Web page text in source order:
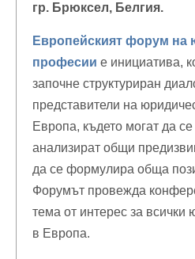
гр. Брюксел, Белгия.
Европейският форум на
професии е инициатива,
започне структуриран
представители на
Европа, където могат да
анализират общи
да се формулира обща
Форумът провежда
тема от интерес за
в Европа.